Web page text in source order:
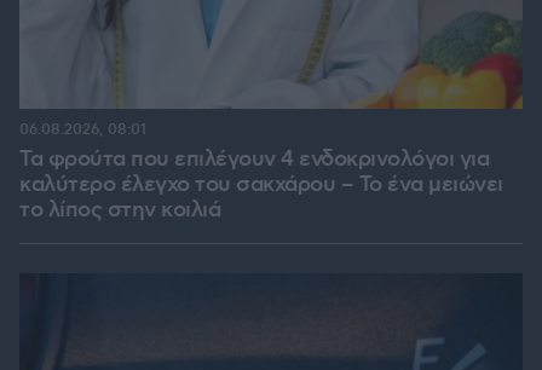
Τα φρούτα που επιλέγουν 4 ενδοκρινολόγοι για
καλύτερο έλεγχο του σακχάρου – Το ένα μειώνει
το λίπος στην κοιλιά
06.08.2026, 08:01